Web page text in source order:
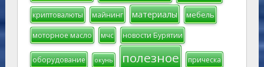
криптовалюты майнинг материалы мебель
моторное масло мчс новости Бурятии
оборудование окунь полезное прическа